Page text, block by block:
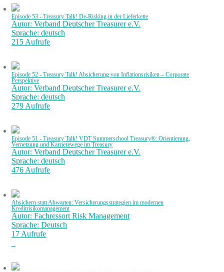
Episode 53 - Treasury Talk! De-Risking in der Lieferkette
Autor: Verband Deutscher Treasurer e.V.
Sprache: deutsch
215 Aufrufe
Episode 52 - Treasury Talk! Absicherung von Inflationsrisiken – Corporate
Perspektive
Autor: Verband Deutscher Treasurer e.V.
Sprache: deutsch
279 Aufrufe
Episode 51 - Treasury Talk! VDT Summerschool Treasury®: Orientierung,
Vernetzung und Karrierewege im Treasury
Autor: Verband Deutscher Treasurer e.V.
Sprache: deutsch
476 Aufrufe
Absichern statt Abwarten: Versicherungsstrategien im modernen
Kreditrisikomanagement
Autor: Fachressort Risk Management
Sprache: Deutsch
17 Aufrufe